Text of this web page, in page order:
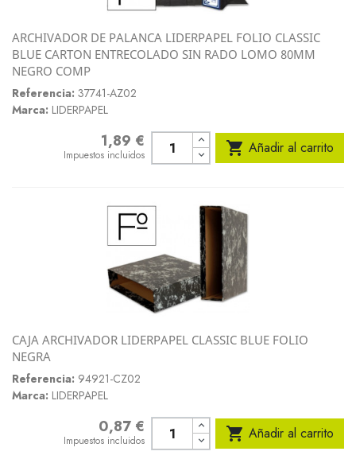
ARCHIVADOR DE PALANCA LIDERPAPEL FOLIO CLASSIC
BLUE CARTON ENTRECOLADO SIN RADO LOMO 80MM
NEGRO COMP
Referencia: 37741-AZ02
Marca: LIDERPAPEL
1,89 €
Impuestos incluidos  Añadir al carrito
CAJA ARCHIVADOR LIDERPAPEL CLASSIC BLUE FOLIO
NEGRA
Referencia: 94921-CZ02
Marca: LIDERPAPEL
0,87 €
Impuestos incluidos  Añadir al carrito